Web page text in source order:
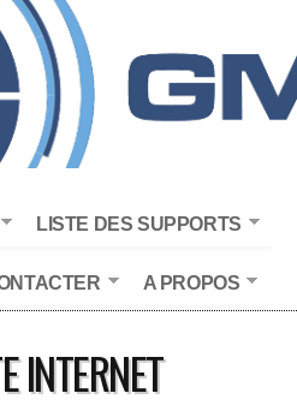
LISTE DES SUPPORTS
A PROPOS
INTERNET